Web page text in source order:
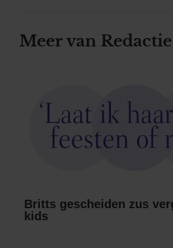
Meer van Redactie
Britts gescheiden zus vergeet haar
kids